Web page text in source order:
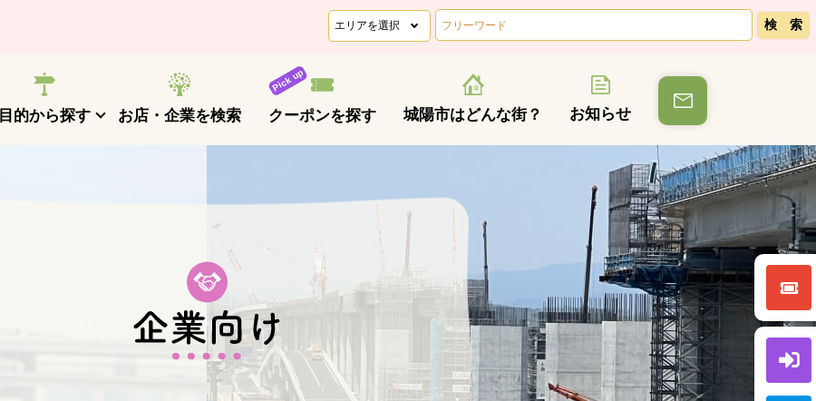
目的から探す お店・企業を検索 クーポンを探す 城陽市はどんな街？ お知らせ